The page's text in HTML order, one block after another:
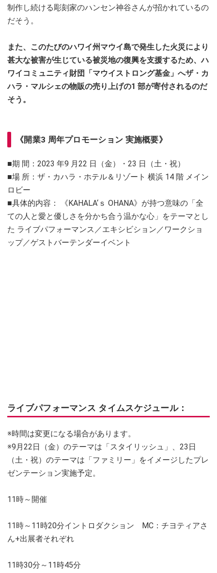
制作し続ける彫刻家のハンセン神谷さんが招かれているの
だそう。
また、このたびのハワイ州マウイ島で発生した火災により
甚大な被害が生じている被災地の復興を支援するため、ハ
ワイコミュニティ財団「マウイストロング基金」へザ・カ
ハラ・マルシェの物販の売り上げの1 部が寄付されるのだ
そう。
《開業3 周年プロモーション 実施概要》
■期 間：2023 年9 月22 日（金）・23 日（土・祝）
■場 所：ザ・カハラ・ホテル＆リゾート 横浜 14 階 メイン
ロビー
■具体的内容： 《KAHALA‘ｓ OHANA》が持つ意味の「全
ての人と愛と優しさを分かち合う温かな心」をテーマとし
た ライブパフォーマンス／エキシビション／ワークショ
ップ／ゲストバーテンダーイベント
ライブパフォーマンス タイムスケジュール：
※時間は変更になる場合があります。
※9月22日（金）のテーマは「スタイリッシュ」、23日
（土・祝）のテーマは「ファミリー」をイメージしたプレ
ゼンテーション実施予定。
11時～開催
11時～11時20分イントロダクション MC：チヨティアさ
ん+出展者それぞれ
11時30分～11時45分